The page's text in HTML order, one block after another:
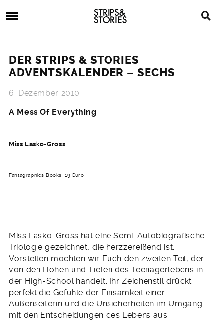
to
Strips
&
Stories
Comics,
Bücher
DER STRIPS & STORIES
ADVENTSKALENDER – SECHS
6. Dezember 2010
A Mess Of Everything
Miss Lasko-Gross
Fantagraphics Books, 19 Euro
Miss Lasko-Gross hat eine Semi-Autobiografische
Triologie gezeichnet, die herzzereißend ist.
Vorstellen möchten wir Euch den zweiten Teil, der
von den Höhen und Tiefen des Teenagerlebens in
der High-School handelt. Ihr Zeichenstil drückt
perfekt die Gefühle der Einsamkeit einer
Außenseiterin und die Unsicherheiten im Umgang
mit den Entscheidungen des Lebens aus.